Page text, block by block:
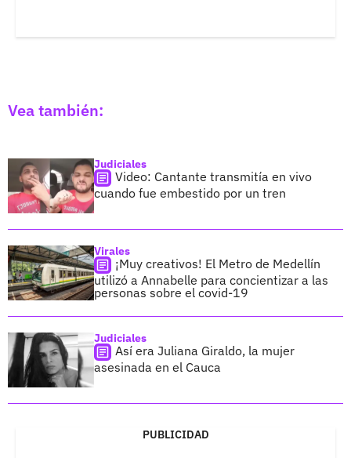
Vea también:
Judiciales
Video: Cantante transmitía en vivo
cuando fue embestido por un tren
Virales
¡Muy creativos! El Metro de Medellín
utilizó a Annabelle para concientizar a las
personas sobre el covid-19
Judiciales
Así era Juliana Giraldo, la mujer
asesinada en el Cauca
PUBLICIDAD